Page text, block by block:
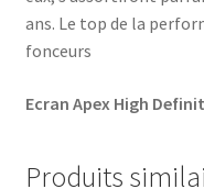
ans. Le top de la
fonceurs
Ecran Apex High
Produits